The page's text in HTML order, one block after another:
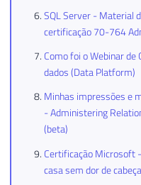
SQL Server - Material
certificação 70-764
Como foi o Webinar
dados (Data Platform)
Minhas impressões e
- Administering
(beta)
Certificação Microsoft
casa sem dor de cabeça